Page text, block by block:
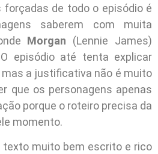
forçadas de todo o episódio é
saberem com muita
Morgan (Lennie James)
episódio até tenta explicar
a justificativa não é muito
que os personagens apenas
porque o roteiro precisa da
momento.
texto muito bem escrito e rico